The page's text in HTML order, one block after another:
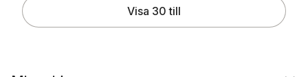
Visa 30 till